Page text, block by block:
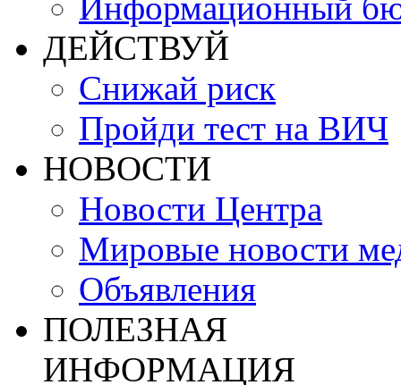
ДЕЙСТВУЙ
Снижай риск
Пройди тест на ВИЧ
НОВОСТИ
Новости Центра
Мировые новости
Объявления
ПОЛЕЗНАЯ
ИНФОРМАЦИЯ